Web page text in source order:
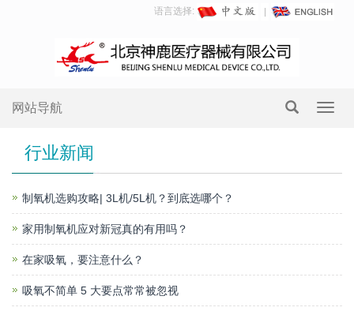
语言选择:
网站导航
行业新闻
制氧机选购攻略| 3L机/5L机？到底选哪个？
家用制氧机应对新冠真的有用吗？
在家吸氧，要注意什么？
吸氧不简单 5 大要点常常被忽视